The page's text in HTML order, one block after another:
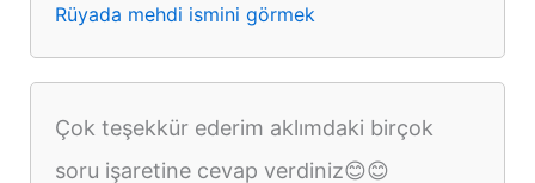
Rüyada mehdi ismini görmek
Çok teşekkür ederim aklımdaki birçok
soru işaretine cevap verdiniz😊😊